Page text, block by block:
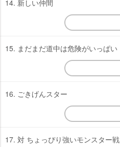
14. 新しい仲間
15. まだまだ道中は危険がいっぱい
16. ごきげんスター
17. 対 ちょっぴり強いモンスター戦